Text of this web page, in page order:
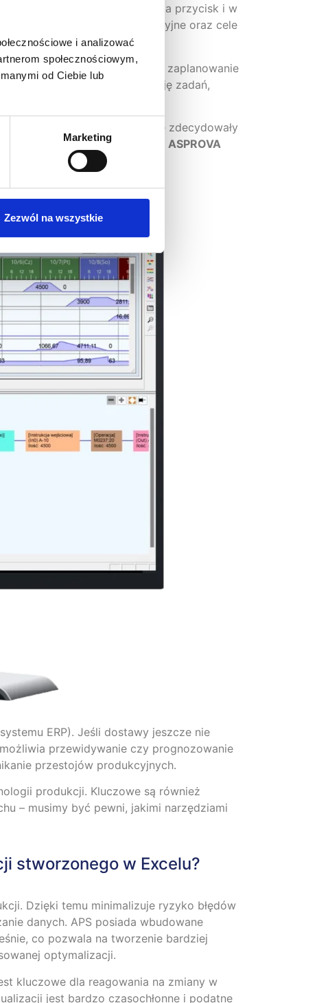
i analizować
społecznościowym,
od Ciebie lub
Marketing
Zezwól na wszystkie
planu produkcji. Naciska przycisk i w
dostępne moce produkcyjne oraz cele
firmy. Wie, że zaplanowanie
nie pozwalał na realizację zadań,
i pracowników.
wielu firm, które zdecydowały
z systemów APS, takich jak ASPROVA
Musimy więc
ERP). Jeśli dostawy jeszcze nie
przewidywanie czy prognozowanie
przestojów produkcyjnych.
produkcji. Kluczowe są również
– musimy być pewni, jakimi narzędziami
stworzonego w Excelu?
Dzięki temu minimalizuje ryzyko błędów
danych. APS posiada wbudowane
co pozwala na tworzenie bardziej
optymalizacji.
kluczowe dla reagowania na zmiany w
jest bardzo czasochłonne i podatne